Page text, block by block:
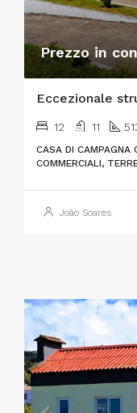
Prezzo in
12 11
CASA DI CAMPAGNA
COMMERCIALI,
João Soares